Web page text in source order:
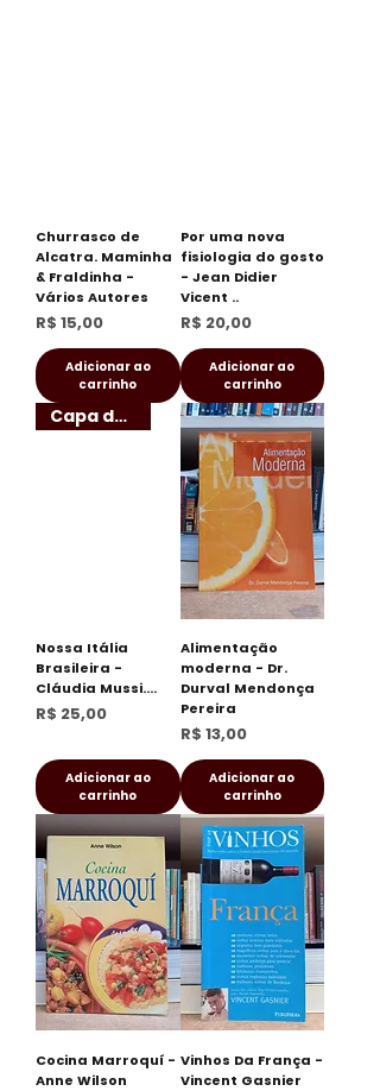
Churrasco de
Alcatra. Maminha
& Fraldinha -
Vários Autores
Preço
R$ 15,00
Adicionar ao
carrinho
Por uma nova
fisiologia do gosto
- Jean Didier
Vicent ..
Preço
R$ 20,00
Adicionar ao
carrinho
Capa dura!
Nossa Itália
Brasileira -
Cláudia Mussi....
Preço
R$ 25,00
Adicionar ao
carrinho
Alimentação
moderna - Dr.
Durval Mendonça
Pereira
Preço
R$ 13,00
Adicionar ao
carrinho
Cocina Marroquí -
Anne Wilson
Vinhos Da França -
Vincent Gasnier